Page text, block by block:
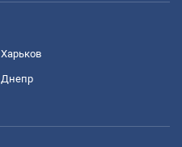
Харьков
Днепр